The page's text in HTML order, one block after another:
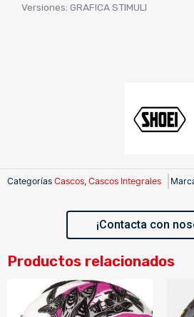
Versiones: GRAFICA STIMULI
Categorías Cascos, Cascos Integrales
¡Contacta con
Productos relacionados